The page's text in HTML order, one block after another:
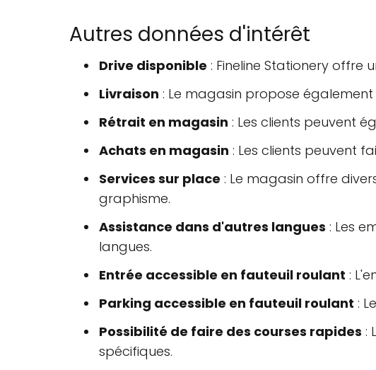
Autres données d'intérêt
Drive disponible : Fineline Stationery
Livraison : Le magasin propose
Rétrait en magasin : Les clients peuvent
Achats en magasin : Les clients peuvent
Services sur place : Le magasin offre
graphisme.
Assistance dans d'autres langues : Les
langues.
Entrée accessible en fauteuil roulant :
Parking accessible en fauteuil roulant :
Possibilité de faire des courses rapides :
spécifiques.